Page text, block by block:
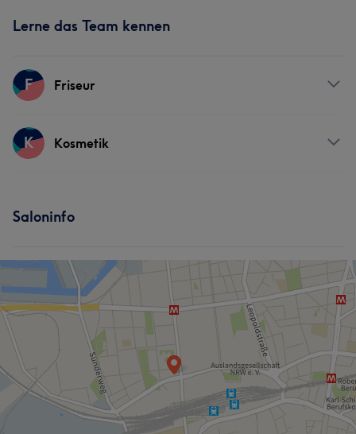
Lerne das Team kennen
F Friseur
Services
K Kosmetik
Saloninfo